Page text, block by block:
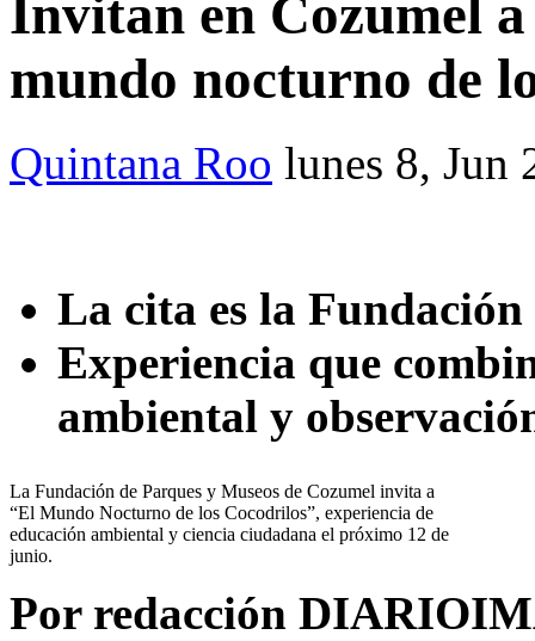
Invitan en Cozumel
mundo nocturno de
Quintana Roo lunes 8, Jun
La cita es la Fundación
Experiencia que
ambiental y
La Fundación de Parques y Museos de Cozumel invita a
“El Mundo Nocturno de los Cocodrilos”, experiencia de
educación ambiental y ciencia ciudadana el próximo 12 de
junio.
Por redacción